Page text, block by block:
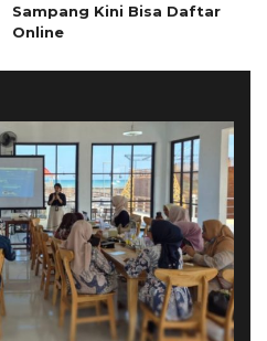
Sampang Kini Bisa Daftar
Online